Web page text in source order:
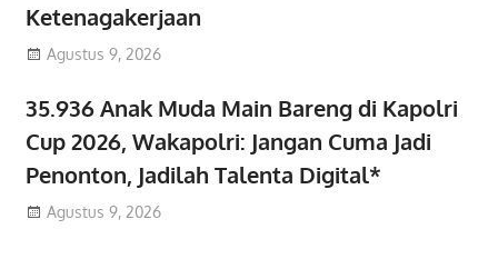
Ketenagakerjaan
Agustus 9, 2026
35.936 Anak Muda Main Bareng di Kapolri
Cup 2026, Wakapolri: Jangan Cuma Jadi
Penonton, Jadilah Talenta Digital*
Agustus 9, 2026